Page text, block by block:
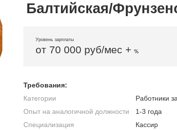
Балтийская/
Уровень зарплаты
от 70 000 руб/мес +
Требования:
Категории
Работники
Опыт на аналогичной должности
1-3 года
Специализация
Кассир